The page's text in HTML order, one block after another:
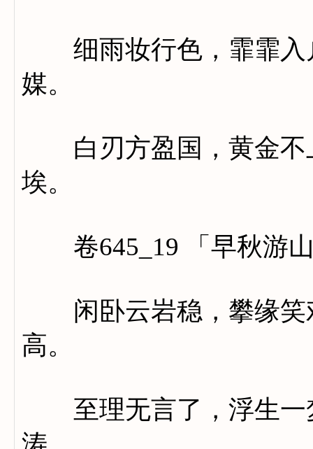
细雨妆行色，霏霏入
媒。
白刃方盈国，黄金不
埃。
卷645_19 「早秋游山
闲卧云岩稳，攀缘笑
高。
至理无言了，浮生一